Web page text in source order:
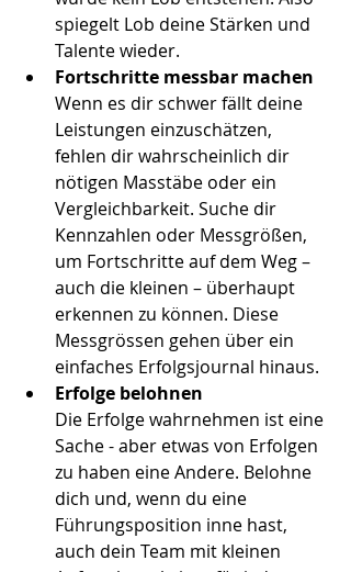
spiegelt Lob deine Stärken und
Talente wieder.
Fortschritte messbar machen
Wenn es dir schwer fällt deine
Leistungen einzuschätzen,
fehlen dir wahrscheinlich dir
nötigen Masstäbe oder ein
Vergleichbarkeit. Suche dir
Kennzahlen oder Messgrößen,
um Fortschritte auf dem Weg –
auch die kleinen – überhaupt
erkennen zu können. Diese
Messgrössen gehen über ein
einfaches Erfolgsjournal hinaus.
Erfolge belohnen
Die Erfolge wahrnehmen ist eine
Sache - aber etwas von Erfolgen
zu haben eine Andere. Belohne
dich und, wenn du eine
Führungsposition inne hast,
auch dein Team mit kleinen